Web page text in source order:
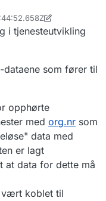
i tjenesteutvikling
dataene som fører til
opphørte
med org.nr som
data med
er lagt
at data for dette må
vært koblet til